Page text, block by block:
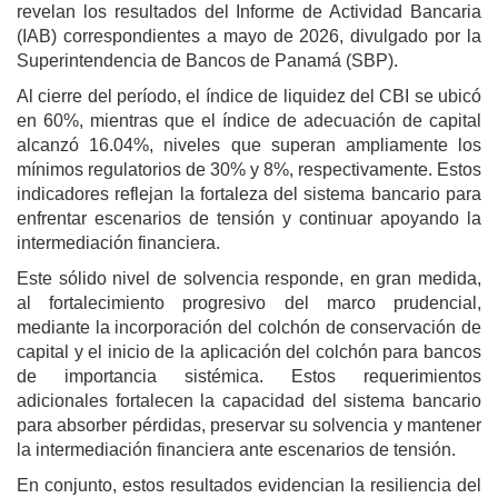
revelan los resultados del Informe de Actividad Bancaria
(IAB) correspondientes a mayo de 2026, divulgado por la
Superintendencia de Bancos de Panamá (SBP).
Al cierre del período, el índice de liquidez del CBI se ubicó
en 60%, mientras que el índice de adecuación de capital
alcanzó 16.04%, niveles que superan ampliamente los
mínimos regulatorios de 30% y 8%, respectivamente. Estos
indicadores reflejan la fortaleza del sistema bancario para
enfrentar escenarios de tensión y continuar apoyando la
intermediación financiera.
Este sólido nivel de solvencia responde, en gran medida,
al fortalecimiento progresivo del marco prudencial,
mediante la incorporación del colchón de conservación de
capital y el inicio de la aplicación del colchón para bancos
de importancia sistémica. Estos requerimientos
adicionales fortalecen la capacidad del sistema bancario
para absorber pérdidas, preservar su solvencia y mantener
la intermediación financiera ante escenarios de tensión.
En conjunto, estos resultados evidencian la resiliencia del